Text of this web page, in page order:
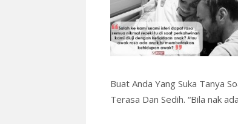
Buat Anda Yang Suka Tanya
Terasa Dan Sedih. “Bila nak